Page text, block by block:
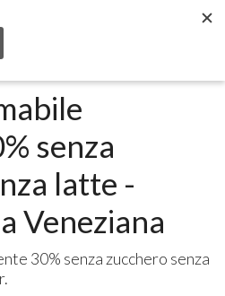
senza
latte -
Veneziana
30% senza zucchero senza